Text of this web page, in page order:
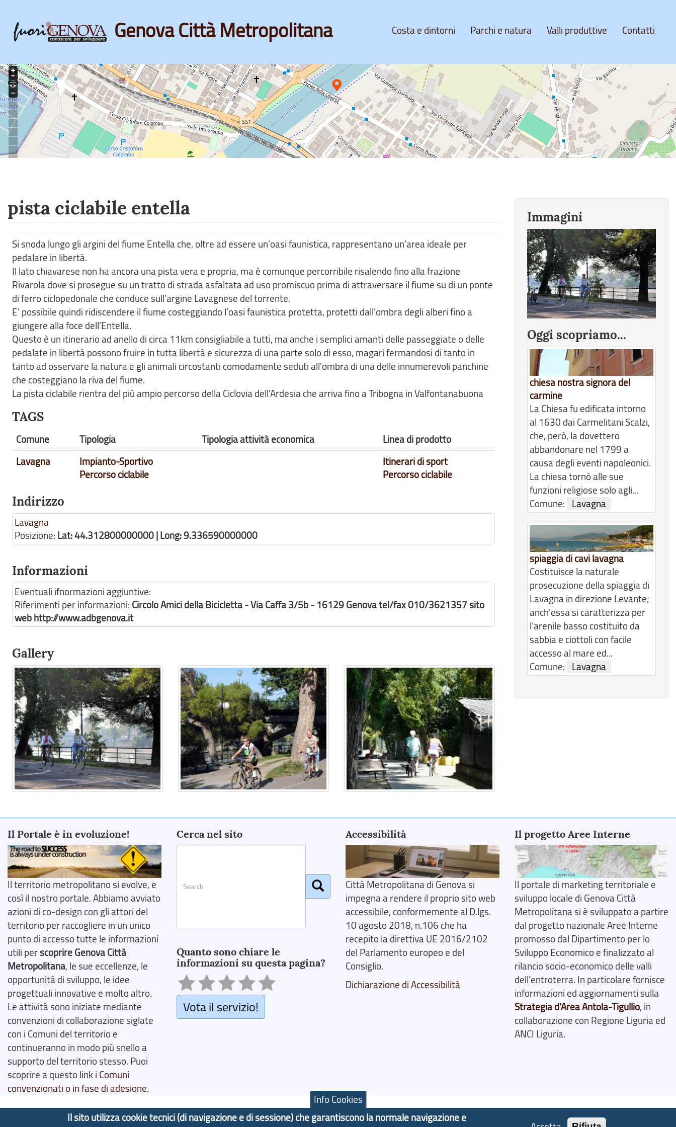
Skip
main
content
Genova Città Metropolitana Costa e dintorni Parchi e natura Valli produttive Contatti
pista ciclabile entella
Si snoda lungo gli argini del fiume Entella che, oltre ad essere un’oasi faunistica, rappresentano un’area ideale per
pedalare in libertà.
Il lato chiavarese non ha ancora una pista vera e propria, ma è comunque percorribile risalendo fino alla frazione
Rivarola dove si prosegue su un tratto di strada asfaltata ad uso promiscuo prima di attraversare il fiume su di un ponte
di ferro ciclopedonale che conduce sull’argine Lavagnese del torrente.
E’ possibile quindi ridiscendere il fiume costeggiando l’oasi faunistica protetta, protetti dall’ombra degli alberi fino a
giungere alla foce dell’Entella.
Questo è un itinerario ad anello di circa 11km consigliabile a tutti, ma anche i semplici amanti delle passeggiate o delle
pedalate in libertà possono fruire in tutta libertà e sicurezza di una parte solo di esso, magari fermandosi di tanto in
tanto ad osservare la natura e gli animali circostanti comodamente seduti all’ombra di una delle innumerevoli panchine
che costeggiano la riva del fiume.
La pista ciclabile rientra del più ampio percorso della Ciclovia dell'Ardesia che arriva fino a Tribogna in Valfontanabuona
TAGS
Comune Tipologia Tipologia attività economica
Linea di prodotto
Lavagna
Impianto-Sportivo
Percorso ciclabile
Itinerari di sport
Percorso ciclabile
Indirizzo
Lavagna
Posizione: Lat: 44.312800000000 | Long: 9.336590000000
Informazioni
Eventuali ifnormazioni aggiuntive:
Riferimenti per informazioni: Circolo Amici della Bicicletta - Via Caffa 3/5b - 16129 Genova tel/fax 010/3621357 sito
web http://www.adbgenova.it
Gallery
Immagini
Oggi scopriamo...
chiesa nostra signora del
carmine
La Chiesa fu edificata intorno
al 1630 dai Carmelitani Scalzi,
che, però, la dovettero
abbandonare nel 1799 a
causa degli eventi napoleonici.
La chiesa tornò alle sue
funzioni religiose solo agli...
Comune:
Lavagna
spiaggia di cavi lavagna
Costituisce la naturale
prosecuzione della spiaggia di
Lavagna in direzione Levante;
anch’essa si caratterizza per
l’arenile basso costituito da
sabbia e ciottoli con facile
accesso al mare ed...
Comune:
Lavagna
Il Portale è in evoluzione!
Il territorio metropolitano si evolve, e
così il nostro portale. Abbiamo avviato
azioni di co-design con gli attori del
territorio per raccogliere in un unico
punto di accesso tutte le informazioni
utili perscoprire Genova Città
Metropolitana, le sue eccellenze, le
opportunità di sviluppo, le idee
progettuali innovative e molto altro.
Le attività sono iniziate mediante
convenzioni di collaborazione siglate
con i Comuni del territorio e
continueranno in modo più snello a
supporto del territorio stesso. Puoi
scoprire a questo link i Comuni
convenzionati o in fase di adesione.
Cerca nel sito
Quanto sono chiare le
informazioni su questa pagina?
Vota il servizio!
Accessibilità
Città Metropolitana di Genova si
impegna a rendere il proprio sito web
accessibile, conformemente al D.lgs.
10 agosto 2018, n.106 che ha
recepito la direttiva UE 2016/2102
del Parlamento europeo e del
Consiglio.
Dichiarazione di Accessibilità
Il progetto Aree Interne
Il portale di marketing territoriale e
sviluppo locale di Genova Città
Metropolitana si è sviluppato a partire
dal progetto nazionale Aree Interne
promosso dal Dipartimento per lo
Sviluppo Economico e finalizzato al
rilancio socio-economico delle valli
dell’entroterra. In particolare fornisce
informazioni ed aggiornamenti sulla
Strategia d'Area Antola-Tigullio, in
collaborazione con Regione Liguria ed
ANCI Liguria.
Info Cookies
Il sito utilizza cookie tecnici (di navigazione e di sessione) che garantiscono la normale navigazione e